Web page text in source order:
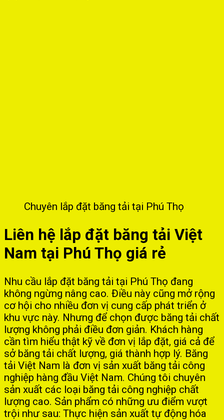
Chuyên lắp đặt băng tải tại Phú Thọ
Liên hệ lắp đặt băng tải Việt
Nam tại Phú Thọ giá rẻ
Nhu cầu lắp đặt băng tải tại Phú Thọ đang
không ngừng nâng cao. Điều này cũng mở rộng
cơ hội cho nhiều đơn vị cung cấp phát triển ở
khu vực này. Nhưng để chọn được băng tải chất
lượng không phải điều đơn giản. Khách hàng
cần tìm hiểu thật kỹ về đơn vị lắp đặt, giá cả để
sở băng tải chất lượng, giá thành hợp lý. Băng
tải Việt Nam là đơn vị sản xuất băng tải công
nghiệp hàng đầu Việt Nam. Chúng tôi chuyên
sản xuất các loại băng tải công nghiệp chất
lượng cao. Sản phẩm có những ưu điểm vượt
trội như sau: Thực hiện sản xuất tự động hóa